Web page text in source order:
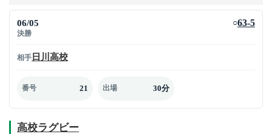
06/05
決勝
○63-5
相手 日川高校
番号 21 出場 30分
高校ラグビー